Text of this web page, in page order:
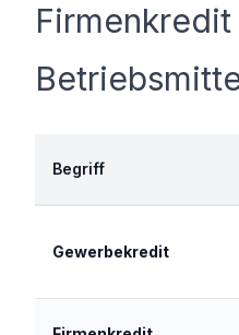
Firmenkredit
Begriff
Gewerbekredit